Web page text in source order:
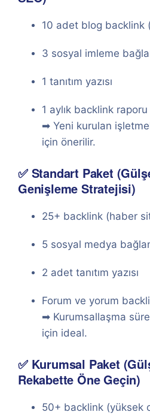
10 adet blog backlink
3 sosyal imleme
1 tanıtım yazısı
1 aylık backlink raporu
➡ Yeni kurulan
için önerilir.
✅ Standart Paket
Genişleme Stratejisi)
25+ backlink (haber
5 sosyal medya
2 adet tanıtım yazısı
Forum ve yorum
➡ Kurumsallaşma
için ideal.
✅ Kurumsal Paket
Rekabette Öne Geçin)
50+ backlink (yüksek